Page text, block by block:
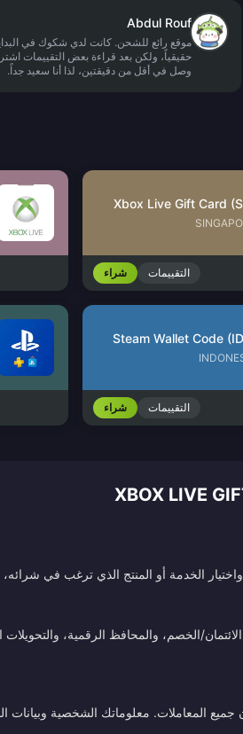
Abdul Rouf
موقع رائع للشحن. كانت لدي شكوك في
حقيقياً، ولكن بعد قراءة بعض التقييمات
وصل في أقل من دقيقتين، لذا أنا سعيد جداً.
Xbox Live Gift Card
التقييمات شراء
Steam Wallet Code
التقييمات شراء
الخدمة أو المنتج الذي ترغب في شرائه،
الخصم، والمحافظ الرقمية، والتحويلات
جميع المعاملات. معلوماتك الشخصية